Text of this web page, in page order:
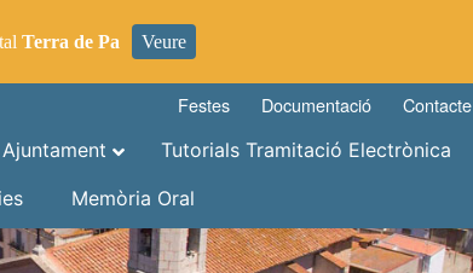
Festes Documentació Contacte
Ajuntament
Tutorials Tramitació Electrònica
Memòria Oral
Terra de Pa Veure